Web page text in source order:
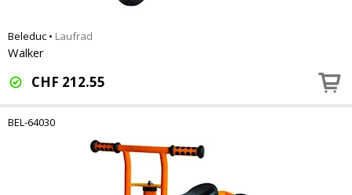
Beleduc • Laufrad
Walker
CHF 212.55
BEL-64030